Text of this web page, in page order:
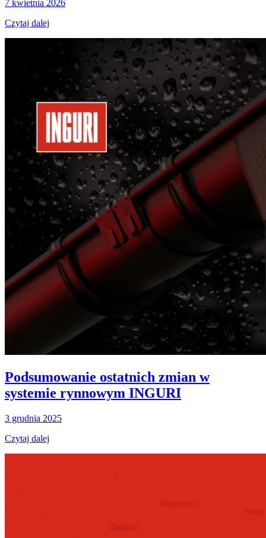
7 kwietnia 2026
Czytaj dalej
Podsumowanie ostatnich zmian w
systemie rynnowym INGURI
3 grudnia 2025
Czytaj dalej